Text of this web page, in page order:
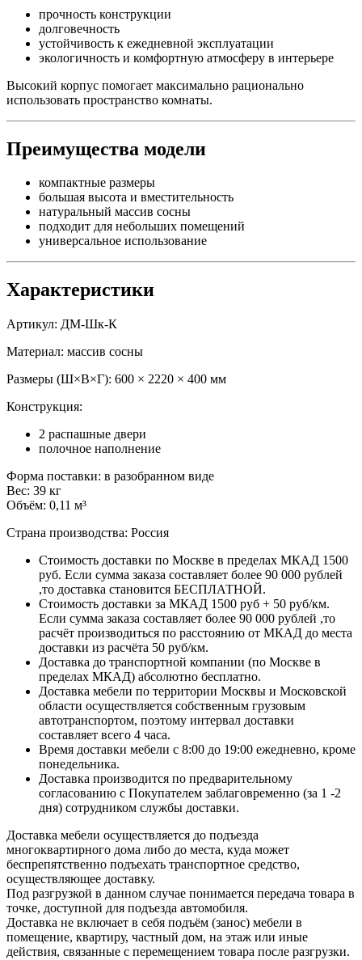
прочность конструкции
долговечность
устойчивость к ежедневной эксплуатации
экологичность и комфортную атмосферу в интерьере
Высокий корпус помогает максимально рационально
использовать пространство комнаты.
Преимущества модели
компактные размеры
большая высота и вместительность
натуральный массив сосны
подходит для небольших помещений
универсальное использование
Характеристики
Артикул: ДМ-Шк-К
Материал: массив сосны
Размеры (Ш×В×Г): 600 × 2220 × 400 мм
Конструкция:
2 распашные двери
полочное наполнение
Форма поставки: в разобранном виде
Вес: 39 кг
Объём: 0,11 м³
Страна производства: Россия
Стоимость доставки по Москве в пределах МКАД 1500
руб. Если сумма заказа составляет более 90 000 рублей
,то доставка становится БЕСПЛАТНОЙ.
Стоимость доставки за МКАД 1500 руб + 50 руб/км.
Если сумма заказа составляет более 90 000 рублей ,то
расчёт производиться по расстоянию от МКАД до места
доставки из расчёта 50 руб/км.
Доставка до транспортной компании (по Москве в
пределах МКАД) абсолютно бесплатно.
Доставка мебели по территории Москвы и Московской
области осуществляется собственным грузовым
автотранспортом, поэтому интервал доставки
составляет всего 4 часа.
Время доставки мебели с 8:00 до 19:00 ежедневно, кроме
понедельника.
Доставка производится по предварительному
согласованию с Покупателем заблаговременно (за 1 -2
дня) сотрудником службы доставки.
Доставка мебели осуществляется до подъезда
многоквартирного дома либо до места, куда может
беспрепятственно подъехать транспортное средство,
осуществляющее доставку.
Под разгрузкой в данном случае понимается передача товара в
точке, доступной для подъезда автомобиля.
Доставка не включает в себя подъём (занос) мебели в
помещение, квартиру, частный дом, на этаж или иные
действия, связанные с перемещением товара после разгрузки.